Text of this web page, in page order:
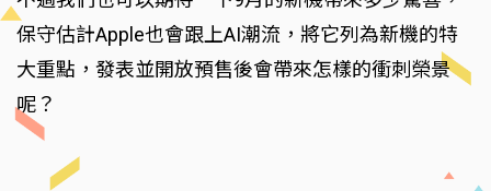
保守估計Apple也會跟上AI潮流，將它列為新機的特
大重點，發表並開放預售後會帶來怎樣的衝刺榮景
呢？